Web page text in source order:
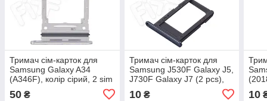
Тримач сім-карток для
Samsung Galaxy A34
(A346F), колір сірий, 2 sim
50 ₴
Тримач сім-карток для
Samsung J530F Galaxy J5,
J730F Galaxy J7 (2 pcs),
10₴ 10